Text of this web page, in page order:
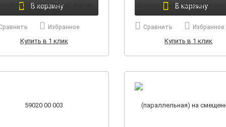
В корзину
Избранное
Купить в 1 клик
В корзину
Сравнить Избранное
Купить в 1 клик